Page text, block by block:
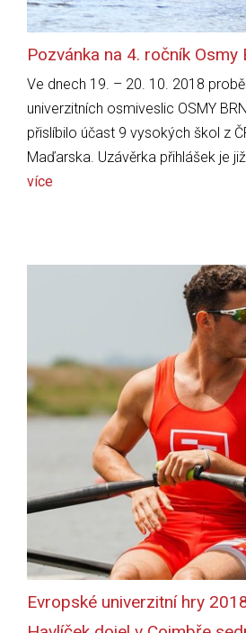
Pozvánka na 4. ročník Osmy
Ve dnech 19. – 20. 10. 2018
univerzitních osmiveslic OSMY
přislíbilo účast 9 vysokých škol z
Maďarska. Uzávěrka přihlášek je
více
Evropské univerzitní hry